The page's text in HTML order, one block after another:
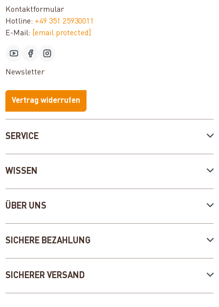
SERVICE
WISSEN
ÜBER UNS
Kontaktformular
Hotline: +49 351 25930011
E-Mail: [email protected]
Newsletter
Vertrag widerrufen
SICHERE BEZAHLUNG
SICHERER VERSAND